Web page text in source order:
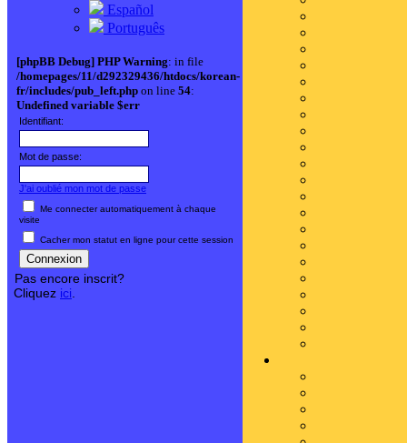
Español
Português
[phpBB Debug] PHP Warning: in file
/homepages/11/d292329436/htdocs/korean-
fr/includes/pub_left.php on line 54:
Undefined variable $err
Identifiant:
Mot de passe:
J'ai oublié mon mot de passe
Me connecter automatiquement à chaque
visite
Cacher mon statut en ligne pour cette session
Pas encore inscrit?
Cliquez ici